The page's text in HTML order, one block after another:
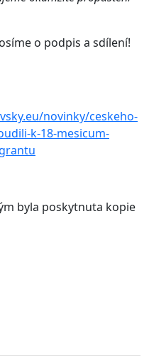
o podpis a sdílení!
novinky/ceskeho-
k-18-mesicum-
byla poskytnuta kopie
2-10-2018-velke-
ve-francii-za-